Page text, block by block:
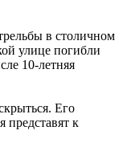
в столичном
улице погибли
10-летняя
Его
представят к